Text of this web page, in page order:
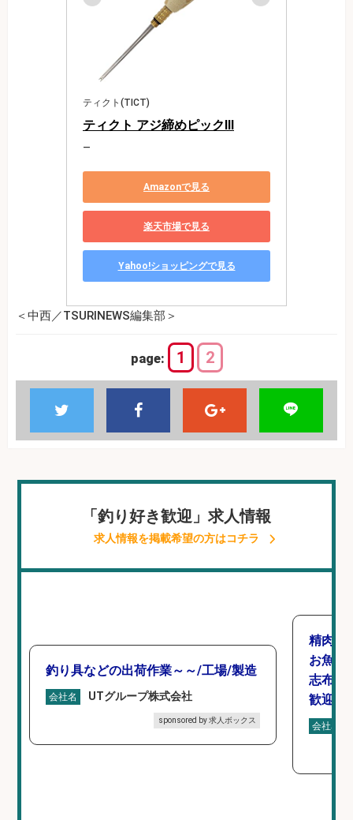
ティクト(TICT)
ティクト アジ締めピックIII
―
Amazonで見る
楽天市場で見る
Yahoo!ショッピングで見る
＜中西／TSURINEWS編集部＞
page: 1 2
「釣り好き歓迎」求人情報
求人情報を掲載希望の方はコチラ
釣り具などの出荷作業～～/工場/製造
会社名 UTグループ株式会社
sponsored by 求人ボックス
精肉・
お魚の
志布志
歓迎×
会社名